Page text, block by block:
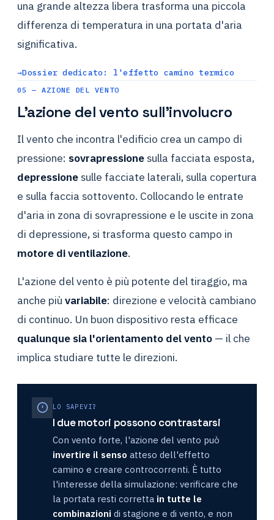
una grande altezza libera trasforma una piccola
differenza di temperatura in una portata d'aria
significativa.
Dossier dedicato: l'effetto camino termico
05 — AZIONE DEL VENTO
L'azione del vento sull'involucro
Il vento che incontra l'edificio crea un campo di
pressione: sovrapressionesulla facciata esposta,
depressionesulle facciate laterali, sulla copertura
e sulla faccia sottovento. Collocando le entrate
d'aria in zona di sovrapressione e le uscite in zona
di depressione, si trasforma questo campo in
motore di ventilazione.
L'azione del vento è più potente del tiraggio, ma
anche più variabile: direzione e velocità cambiano
di continuo. Un buon dispositivo resta efficace
qualunque sia l'orientamento del vento — il che
implica studiare tutte le direzioni.
LO SAPEVI?
I due motori possono contrastarsi
Con vento forte, l'azione del vento può
invertire il senso atteso dell'effetto
camino e creare controcorrenti. È tutto
l'interesse della simulazione: verificare che
la portata resti corretta in tutte le
combinazioni di stagione e di vento, e non